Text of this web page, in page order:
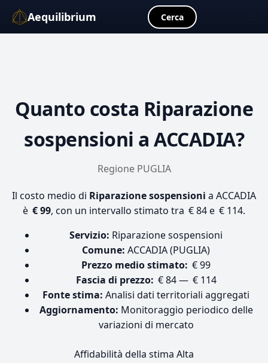
Aequilibrium Cerca
Quanto costa Riparazione
sospensioni a ACCADIA?
Regione PUGLIA
Il costo medio di Riparazione sospensioni a ACCADIA
è € 99, con un intervallo stimato tra € 84 e € 114.
Servizio: Riparazione sospensioni
Comune: ACCADIA (PUGLIA)
Prezzo medio stimato: € 99
Fascia di prezzo: € 84 — € 114
Fonte stima: Analisi dati territoriali aggregati
Aggiornamento: Monitoraggio periodico delle
variazioni di mercato
Affidabilità della stima Alta